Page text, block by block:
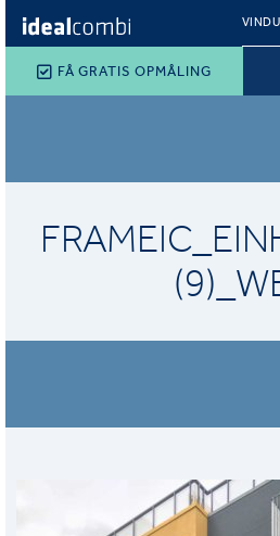
FÅ GRATIS OPMÅLING